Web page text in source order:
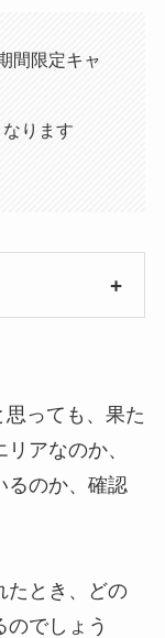
間限定キャ
ります
思っても、果た
アなのか、
るのか、確認
たとき、どの
のでしょう